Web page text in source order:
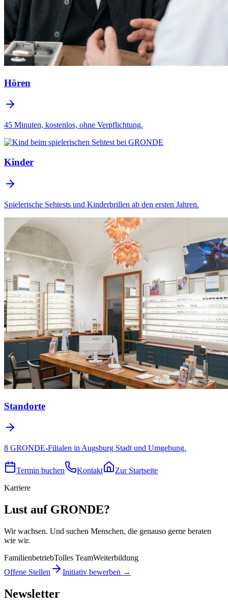
Hören
45 Minuten, kostenlos, ohne Verpflichtung.
Kinder
Spielerische Sehtests und Kinderbrillen ab den ersten Jahren.
Standorte
8 GRONDE-Filialen in Augsburg Stadt und Umgebung.
Termin buchen Kontakt
Zur Startseite
Karriere
Lust auf GRONDE?
Wir wachsen. Und suchen Menschen, die genauso gerne beraten
wie wir.
FamilienbetriebTolles TeamWeiterbildung
Offene Stellen
Initiativ bewerben →
Newsletter